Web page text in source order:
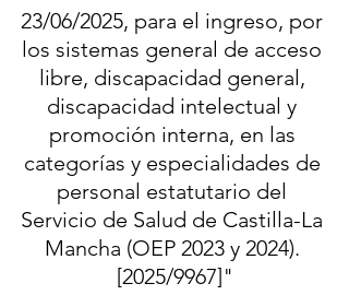
23/06/2025, para el ingreso, por
los sistemas general de acceso
libre, discapacidad general,
discapacidad intelectual y
promoción interna, en las
categorías y especialidades de
personal estatutario del
Servicio de Salud de Castilla-La
Mancha (OEP 2023 y 2024).
[2025/9967]"